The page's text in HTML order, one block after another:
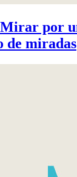
Mirar por
de miradas